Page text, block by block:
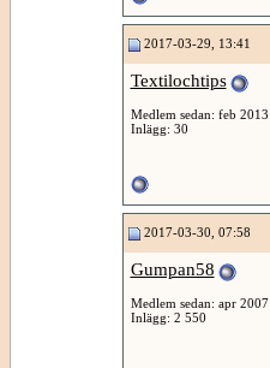
2017-03-29, 13:41
Textilochtips
Medlem sedan: feb 2013
Inlägg: 30
2017-03-30, 07:58
Gumpan58
Medlem sedan: apr 2007
Inlägg: 2 550